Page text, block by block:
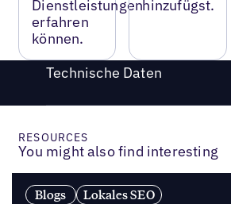
Dienstleistungen
erfahren
können.
hinzufügst.
Technische Daten
RESOURCES
You might also find interesting
Blogs Lokales SEO